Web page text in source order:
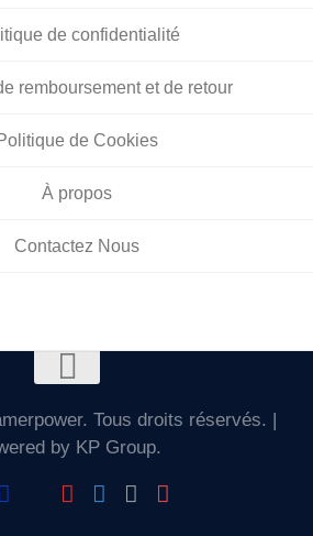
de confidentialité
remboursement et de retour
de Cookies
À propos
Contactez Nous
Tous droits réservés. |
by KP Group.